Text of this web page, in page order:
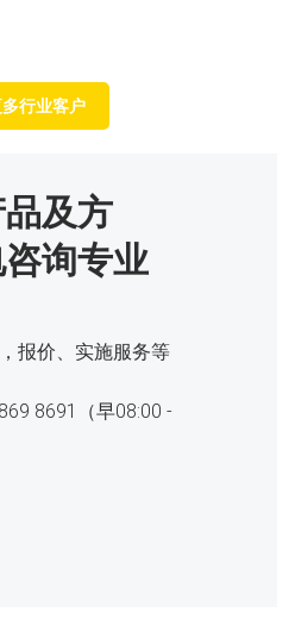
行业客户
及方
询专业
报价、实施服务等
8691（早08:00 -